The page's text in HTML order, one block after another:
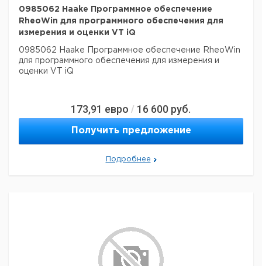
0985062 Haake Программное обеспечение
RheoWin для программного обеспечения для
измерения и оценки VT iQ
0985062 Haake Программное обеспечение RheoWin
для программного обеспечения для измерения и
оценки VT iQ
173,91 евро / 16 600 руб.
Получить предложение
Подробнее